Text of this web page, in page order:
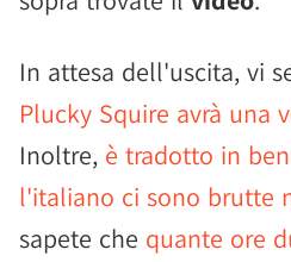
In attesa dell'uscita, vi
Plucky Squire avrà una
Inoltre, è tradotto in
l'italiano ci sono brutte
sapete che quante ore